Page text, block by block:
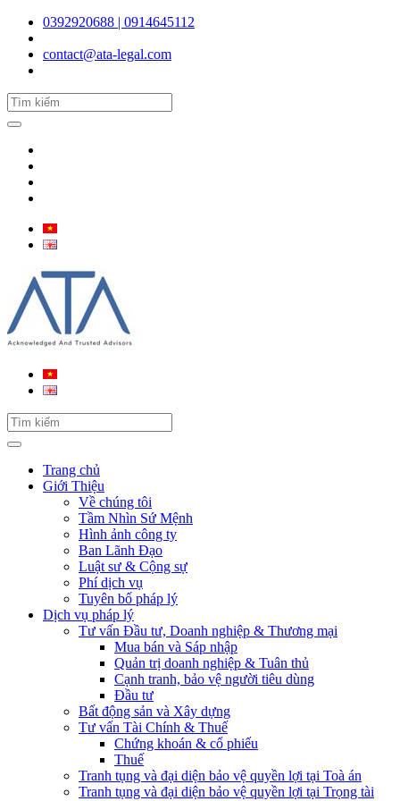
0392920688 | 0914645112
contact@ata-legal.com
Trang chủ
Giới Thiệu
Về chúng tôi
Tầm Nhìn Sứ Mệnh
Hình ảnh công ty
Ban Lãnh Đạo
Luật sư & Cộng sự
Phí dịch vụ
Tuyên bố pháp lý
Dịch vụ pháp lý
Tư vấn Đầu tư, Doanh nghiệp & Thương mại
Mua bán và Sáp nhập
Quản trị doanh nghiệp & Tuân thủ
Cạnh tranh, bảo vệ người tiêu dùng
Đầu tư
Bất động sản và Xây dựng
Tư vấn Tài Chính & Thuế
Chứng khoán & cổ phiếu
Thuế
Tranh tụng và đại diện bảo vệ quyền lợi tại Toà án
Tranh tụng và đại diện bảo vệ quyền lợi tại Trọng tài